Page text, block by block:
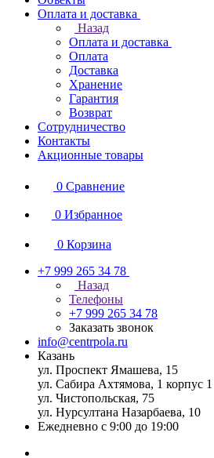
Оплата и доставка
Назад
Оплата и доставка
Оплата
Доставка
Хранение
Гарантия
Возврат
Сотрудничество
Контакты
Акционные товары
0 Сравнение
0 Избранное
0 Корзина
+7 999 265 34 78
Назад
Телефоны
+7 999 265 34 78
Заказать звонок
info@centrpola.ru
Казань
ул. Проспект Ямашева, 15
ул. Сабира Ахтямова, 1 корпус 1
ул. Чистопольская, 75
ул. Нурсултана Назарбаева, 10
Ежедневно с 9:00 до 19:00